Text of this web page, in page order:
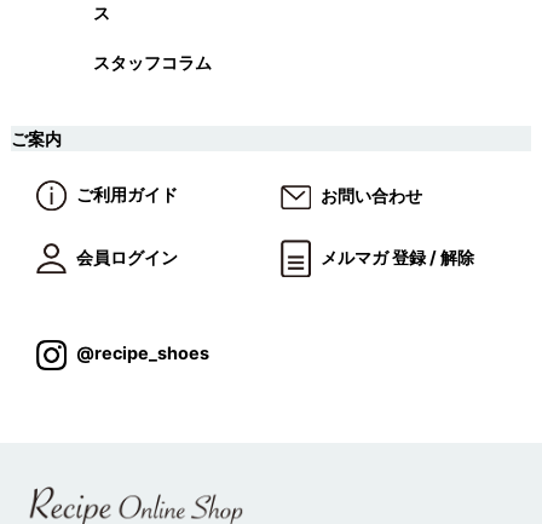
ス
スタッフコラム
ご案内
ご利用ガイド お問い合わせ
会員ログイン メルマガ 登録 / 解除
@recipe_shoes